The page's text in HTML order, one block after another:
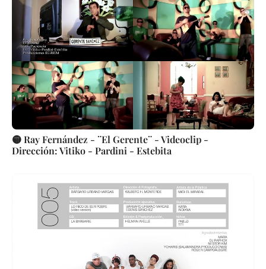
🟡 Ray Fernández - ¨El Gerente¨ - Videoclip -
Dirección: Vitiko - Pardini - Estebita